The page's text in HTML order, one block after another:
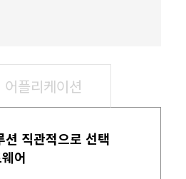
어플리케이션
션 직관적으로 선택
어